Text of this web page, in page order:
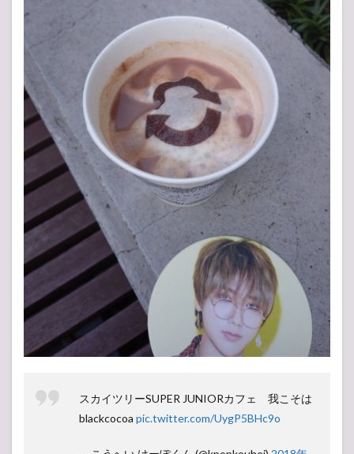
スカイツリーSUPER JUNIORカフェ 我こそは
blackcocoa pic.twitter.com/UygP5BHc9o